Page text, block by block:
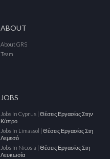
ABOUT
About GRS
Team
JOBS
Jobs In Cyprus | Θέσεις Εργασίας Στην
Κύπρο
Jobs In Limassol | Θέσεις Εργασίας Στη
Λεμεσό
Jobs In Nicosia | Θέσεις Εργασίας Στη
Λευκωσία